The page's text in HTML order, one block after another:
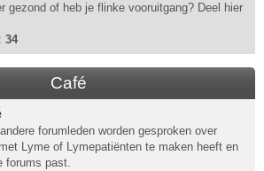
gezond of heb je flinke vooruitgang? Deel hier
34
Café
forumleden worden gesproken over
Lyme of Lymepatiënten te maken heeft en
forums past.